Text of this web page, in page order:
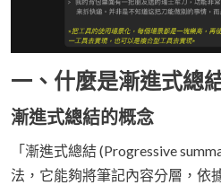
一、什麼是漸進式總
漸進式總結的概念
「漸進式總結 (Progressive
法，它能夠將筆記內容分層，依